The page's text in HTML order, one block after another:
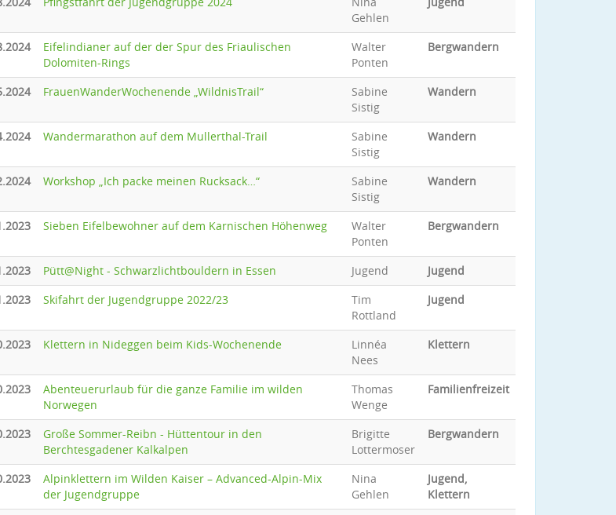
Gehlen
Eifelindianer auf der der Spur des Friaulischen
Dolomiten-Rings
Walter
Ponten
Bergwandern
FrauenWanderWochenende „WildnisTrail“
Sabine
Sistig
Wandern
Wandermarathon auf dem Mullerthal-Trail
Sabine
Sistig
Wandern
Workshop „Ich packe meinen Rucksack…“
Sabine
Sistig
Wandern
Sieben Eifelbewohner auf dem Karnischen Höhenweg
Walter
Ponten
Bergwandern
Pütt@Night - Schwarzlichtbouldern in Essen Jugend
Jugend
Skifahrt der Jugendgruppe 2022/23
Tim
Rottland
Jugend
Klettern in Nideggen beim Kids-Wochenende
Linnéa
Nees
Klettern
Abenteuerurlaub für die ganze Familie im wilden
Norwegen
Thomas
Wenge
Familienfreizeit
Große Sommer-Reibn - Hüttentour in den
Berchtesgadener Kalkalpen
Brigitte
Lottermoser
Bergwandern
Alpinklettern im Wilden Kaiser – Advanced-Alpin-Mix
der Jugendgruppe
Nina
Gehlen
Jugend,
Klettern